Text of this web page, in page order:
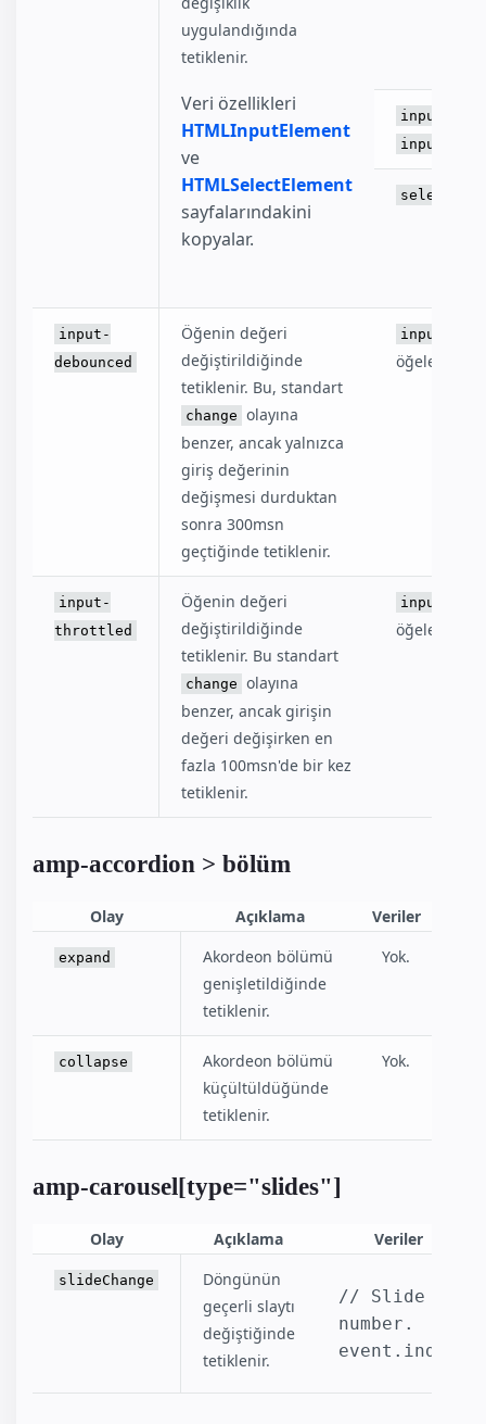
uygulandığında
tetiklenir.
Veri özellikleri
HTMLInputElement
ve
HTMLSelectElement
sayfalarındakini
kopyalar.
select
input-
debounced
Öğenin değeri
değiştirildiğinde
tetiklenir. Bu, standart
change olayına
benzer, ancak yalnızca
giriş değerinin
değişmesi durduktan
sonra 300msn
geçtiğinde tetiklenir.
input
öğeler.
input-
throttled
Öğenin değeri
değiştirildiğinde
tetiklenir. Bu standart
change olayına
benzer, ancak girişin
değeri değişirken en
fazla 100msn'de bir kez
tetiklenir.
input
öğeler.
amp-accordion > bölüm
Olay Açıklama Veriler
expand
Akordeon bölümü
genişletildiğinde
tetiklenir.
Yok.
collapse
Akordeon bölümü
küçültüldüğünde
tetiklenir.
Yok.
amp-carousel[type="slides"]
Olay Açıklama Veriler
slideChange
Döngünün
geçerli slaytı
değiştiğinde
tetiklenir.
// Slide
number.
event.index